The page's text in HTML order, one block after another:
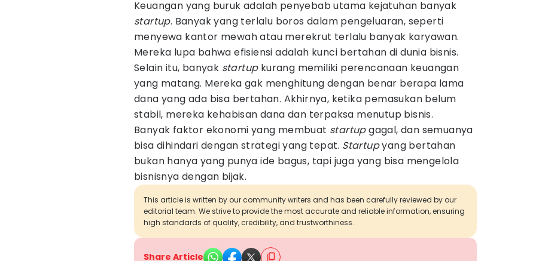
Keuangan yang buruk adalah penyebab utama kejatuhan banyak
startup. Banyak yang terlalu boros dalam pengeluaran, seperti
menyewa kantor mewah atau merekrut terlalu banyak karyawan.
Mereka lupa bahwa efisiensi adalah kunci bertahan di dunia bisnis.
Selain itu, banyak startupkurang memiliki perencanaan keuangan
yang matang. Mereka gak menghitung dengan benar berapa lama
dana yang ada bisa bertahan. Akhirnya, ketika pemasukan belum
stabil, mereka kehabisan dana dan terpaksa menutup bisnis.
Banyak faktor ekonomi yang membuat startupgagal, dan semuanya
bisa dihindari dengan strategi yang tepat. Startupyang bertahan
bukan hanya yang punya ide bagus, tapi juga yang bisa mengelola
bisnisnya dengan bijak.
This article is written by our community writers and has been carefully reviewed by our
editorial team. We strive to provide the most accurate and reliable information, ensuring
high standards of quality, credibility, and trustworthiness.
Share Article